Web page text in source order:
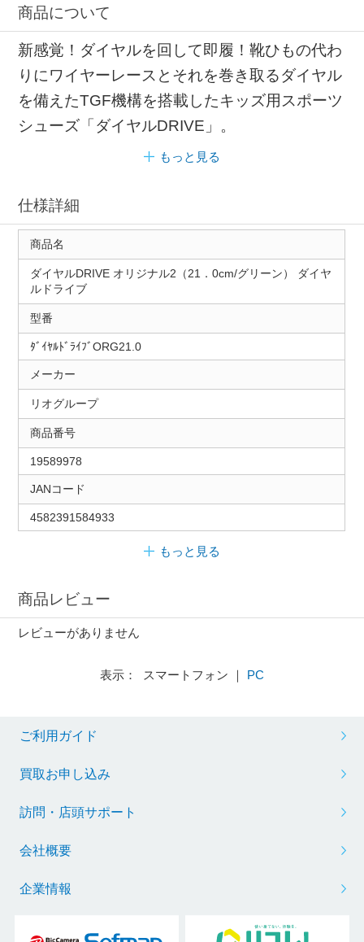
商品について
新感覚！ダイヤルを回して即履！靴ひもの代わ
りにワイヤーレースとそれを巻き取るダイヤル
を備えたTGF機構を搭載したキッズ用スポーツ
シューズ「ダイヤルDRIVE」。
もっと見る
仕様詳細
商品名
ダイヤルDRIVE オリジナル2（21．0cm/グリーン） ダイヤ
ルドライブ
型番
ﾀﾞｲﾔﾙﾄﾞﾗｲﾌﾞORG21.0
メーカー
リオグループ
商品番号
19589978
JANコード
4582391584933
もっと見る
商品レビュー
レビューがありません
表示： スマートフォン ｜ PC
ご利用ガイド
買取お申し込み
訪問・店頭サポート
会社概要
企業情報